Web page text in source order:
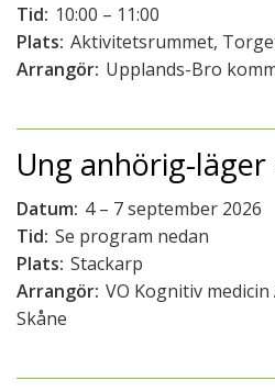
Tid: 10:00 – 11:00
Plats: Aktivitetsrummet,
Arrangör: Upplands-Bro
Ung anhörig-läger
Datum: 4 – 7 september 2026
Tid: Se program nedan
Plats: Stackarp
Arrangör: VO Kognitiv
Skåne